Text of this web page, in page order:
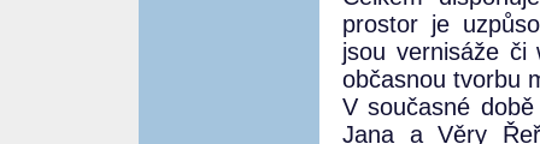
prostor je
jsou vernisáže či
občasnou tvorbu
V současné
Jana a Věry